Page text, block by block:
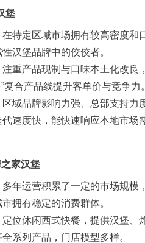
堡
在特定区域市场拥有较高密度和
汉堡品牌中的佼佼者。
注重产品现制与口味本土化改良，
复合产品线提升客单价与竞争力。
区域品牌影响力强、总部支持力
速度快，能快速响应本地市场
家汉堡
多年运营积累了一定的市场规模，
拥有稳定的消费群体。
定位休闲西式快餐，提供汉堡、
系列产品，门店模型多样。